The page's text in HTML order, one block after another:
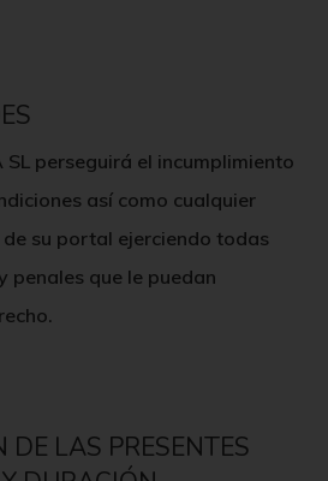
SL perseguirá el incumplimiento
así como cualquier
su portal ejerciendo todas
penales que le puedan
LAS PRESENTES